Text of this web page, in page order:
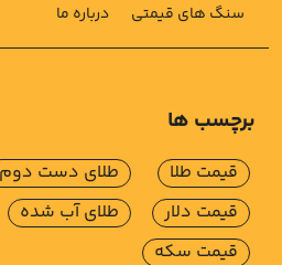
سنگ های قیمتی
درباره ما
برچسب ها
قیمت طلا
قیمت دلار
قیمت سکه
طلای دست دوم
طلای آب شده